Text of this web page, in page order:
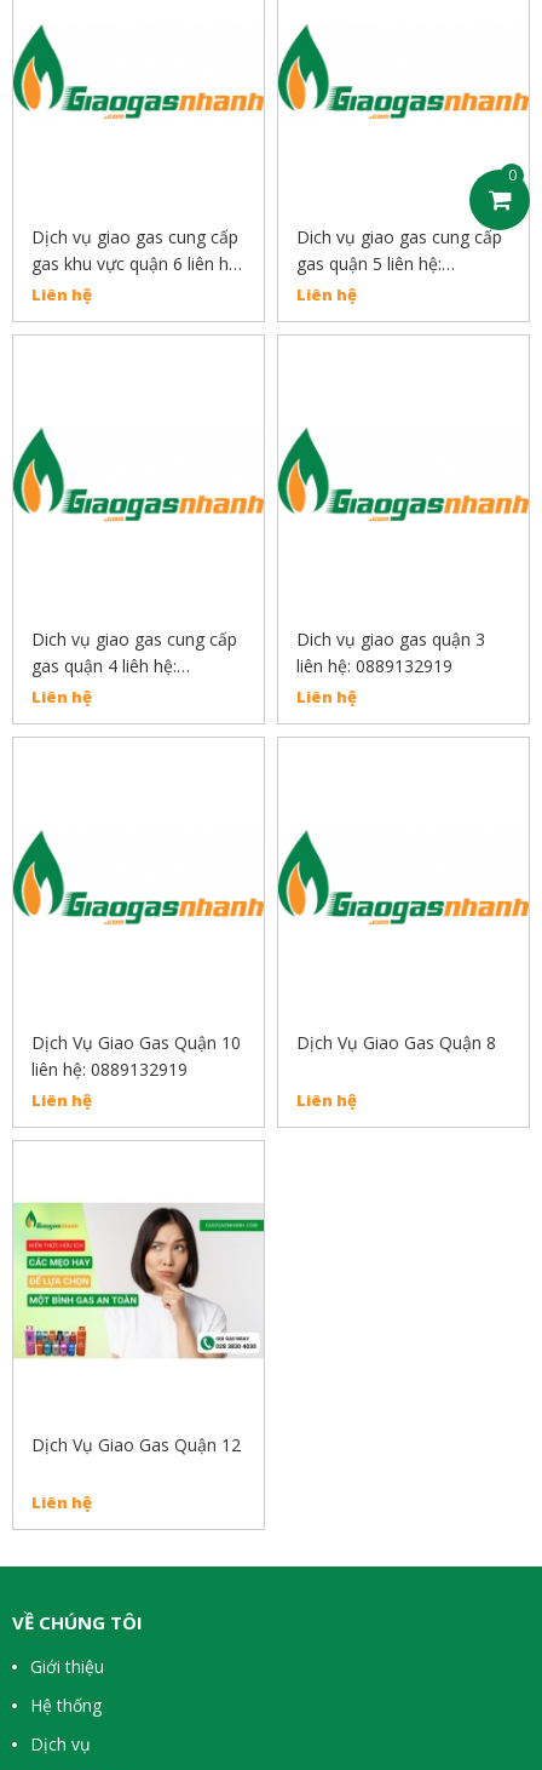
0
Dịch vụ giao gas cung cấp
gas khu vực quận 6 liên hệ:
0889132919
Liên hệ
Dich vụ giao gas cung cấp
gas quận 5 liên hệ:
0889132919
Liên hệ
Dich vụ giao gas cung cấp
gas quận 4 liêh hệ:
0889132919
Liên hệ
Dich vụ giao gas quận 3
liên hệ: 0889132919
Liên hệ
Dịch Vụ Giao Gas Quận 10
liên hệ: 0889132919
Liên hệ
Dịch Vụ Giao Gas Quận 8
Liên hệ
Dịch Vụ Giao Gas Quận 12
Liên hệ
VỀ CHÚNG TÔI
Giới thiệu
Hệ thống
Dịch vụ